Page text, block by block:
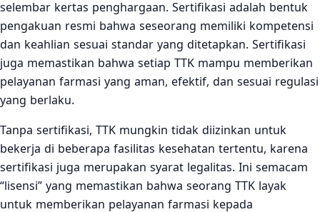
selembar kertas penghargaan. Sertifikasi adalah bentuk
pengakuan resmi bahwa seseorang memiliki kompetensi
dan keahlian sesuai standar yang ditetapkan. Sertifikasi
juga memastikan bahwa setiap TTK mampu memberikan
pelayanan farmasi yang aman, efektif, dan sesuai regulasi
yang berlaku.
Tanpa sertifikasi, TTK mungkin tidak diizinkan untuk
bekerja di beberapa fasilitas kesehatan tertentu, karena
sertifikasi juga merupakan syarat legalitas. Ini semacam
“lisensi” yang memastikan bahwa seorang TTK layak
untuk memberikan pelayanan farmasi kepada